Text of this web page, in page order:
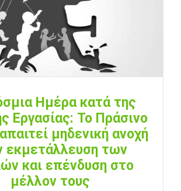
Ημέρα κατά της
Εργασίας: Το Πράσινο
μηδενική ανοχή
εκμετάλλευση των
και επένδυση στο
μέλλον τους